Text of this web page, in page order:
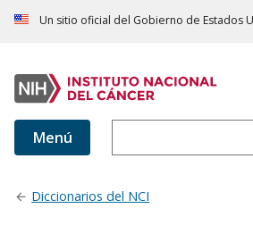
Un sitio oficial del Gobierno de Estados
Menú
Diccionarios del NCI